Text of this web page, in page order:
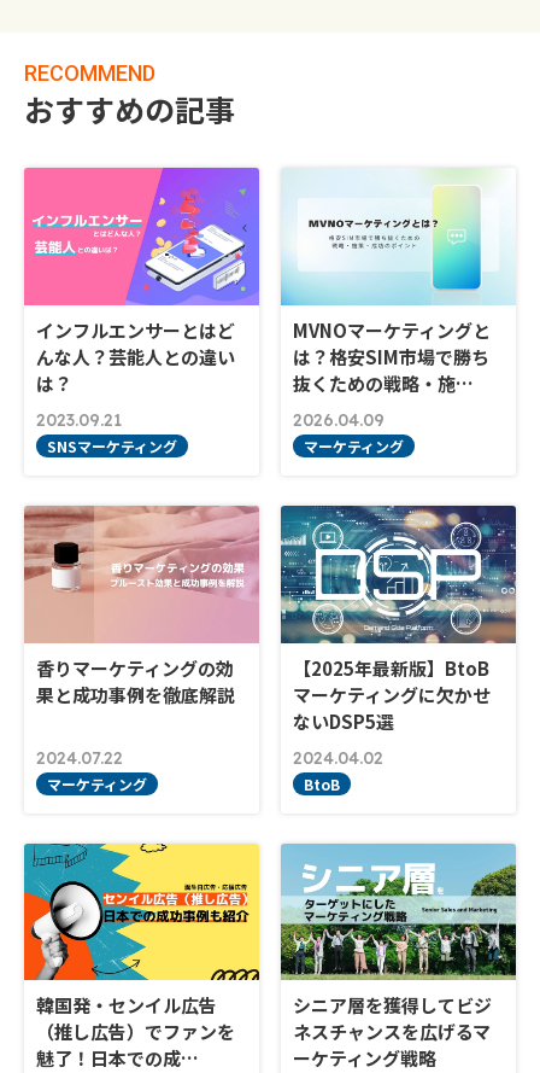
RECOMMEND
おすすめの記事
インフルエンサーとはど
んな人？芸能人との違い
は？
2023.09.21
SNSマーケティング
MVNOマーケティングと
は？格安SIM市場で勝ち
抜くための戦略・施…
2026.04.09
マーケティング
香りマーケティングの効
果と成功事例を徹底解説
2024.07.22
マーケティング
【2025年最新版】BtoB
マーケティングに欠かせ
ないDSP5選
2024.04.02
BtoB
韓国発・センイル広告
（推し広告）でファンを
魅了！日本での成…
シニア層を獲得してビジ
ネスチャンスを広げるマ
ーケティング戦略